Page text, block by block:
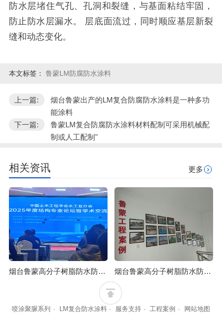
防水层堵住气孔、孔洞和裂缝，与基面粘结牢固，
防止防水层漏水。 层底面流过，同时顺应基层新裂
缝和动态变化。
本文标签： 鲁蒙LM防腐防水涂料
上一篇:
烟台鲁蒙出产的LM复合防腐防水涂料是一种多功
能涂料
下一篇:
鲁蒙LM复合防腐防水涂料材料配制可采用机械配
制或人工配制"
相关资讯 更多
烟台鲁蒙高分子树脂防水防腐涂料可应用于石油化工行业 烟台鲁蒙高分子树脂防水防腐涂料可防止混凝土浒苔附着
喷涂聚脲系列 · LM复合防水涂料 · 服务支持 · 工程案例 · 网站地图